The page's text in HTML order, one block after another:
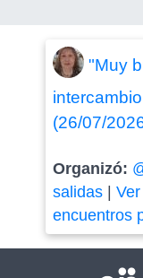
"Muy
(26/07/
Organizó:
salidas|
encuentros